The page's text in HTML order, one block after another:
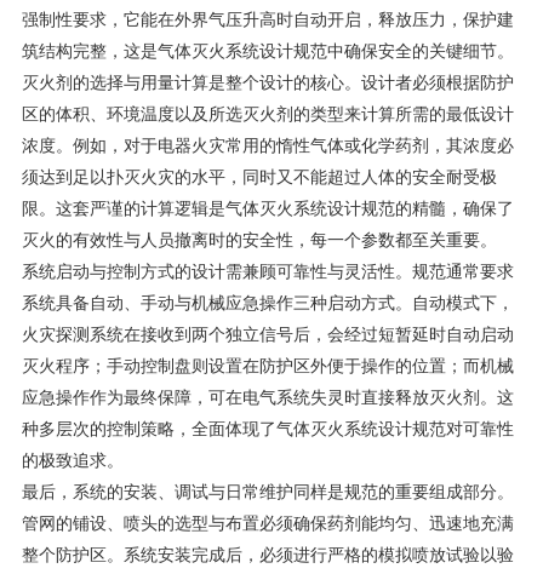
强制性要求，它能在外界气压升高时自动开启，释放压力，保护建
筑结构完整，这是气体灭火系统设计规范中确保安全的关键细节。
灭火剂的选择与用量计算是整个设计的核心。设计者必须根据防护
区的体积、环境温度以及所选灭火剂的类型来计算所需的最低设计
浓度。例如，对于电器火灾常用的惰性气体或化学药剂，其浓度必
须达到足以扑灭火灾的水平，同时又不能超过人体的安全耐受极
限。这套严谨的计算逻辑是气体灭火系统设计规范的精髓，确保了
灭火的有效性与人员撤离时的安全性，每一个参数都至关重要。
系统启动与控制方式的设计需兼顾可靠性与灵活性。规范通常要求
系统具备自动、手动与机械应急操作三种启动方式。自动模式下，
火灾探测系统在接收到两个独立信号后，会经过短暂延时自动启动
灭火程序；手动控制盘则设置在防护区外便于操作的位置；而机械
应急操作作为最终保障，可在电气系统失灵时直接释放灭火剂。这
种多层次的控制策略，全面体现了气体灭火系统设计规范对可靠性
的极致追求。
最后，系统的安装、调试与日常维护同样是规范的重要组成部分。
管网的铺设、喷头的选型与布置必须确保药剂能均匀、迅速地充满
整个防护区。系统安装完成后，必须进行严格的模拟喷放试验以验